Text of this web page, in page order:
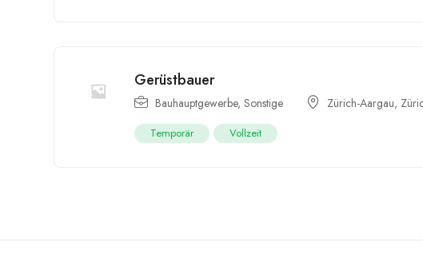
Gerüstbauer
Bauhauptgewerbe, Sonstige Zürich-Aargau,
Temporär Vollzeit